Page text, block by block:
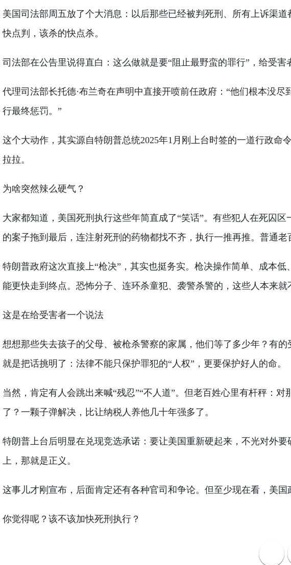
美国司法部周五放了个大消息：以后那些已经被判死刑、所有上诉渠
快点判，该杀的快点杀。
司法部在公告里说得直白：这么做就是要“阻止最野蛮的罪行”，给受
代理司法部长托德·布兰奇在声明中直接开喷前任政府：“他们根本没
行最终惩罚。”
这个大动作，其实源自特朗普总统2025年1月刚上台时签的一道行政
拉拉。
为啥突然辣么硬气？
大家都知道，美国死刑执行这些年简直成了“笑话”。有些犯人在死囚
的案子拖到最后，连注射死刑的药物都找不齐，执行一推再推。普通
特朗普政府这次直接上“枪决”，其实也挺务实。枪决操作简单、成本
能更快走到终点。恐怖分子、连环杀童犯、袭警杀警的，这些人本来就
这是在给受害者一个说法
想想那些失去孩子的父母、被枪杀警察的家属，他们等了多少年？有
就是把话挑明了：法律不能只保护罪犯的“人权”，更要保护好人的命。
当然，肯定有人会跳出来喊“残忍”“不人道”。但老百姓心里有杆秤：
了？一颗子弹解决，比让纳税人养他几十年强多了。
特朗普上台后明显在兑现竞选承诺：要让美国重新硬起来，不光对外
上，那就是正义。
这事儿才刚宣布，后面肯定还有各种官司和争论。但至少现在看，美
你觉得呢？该不该加快死刑执行？